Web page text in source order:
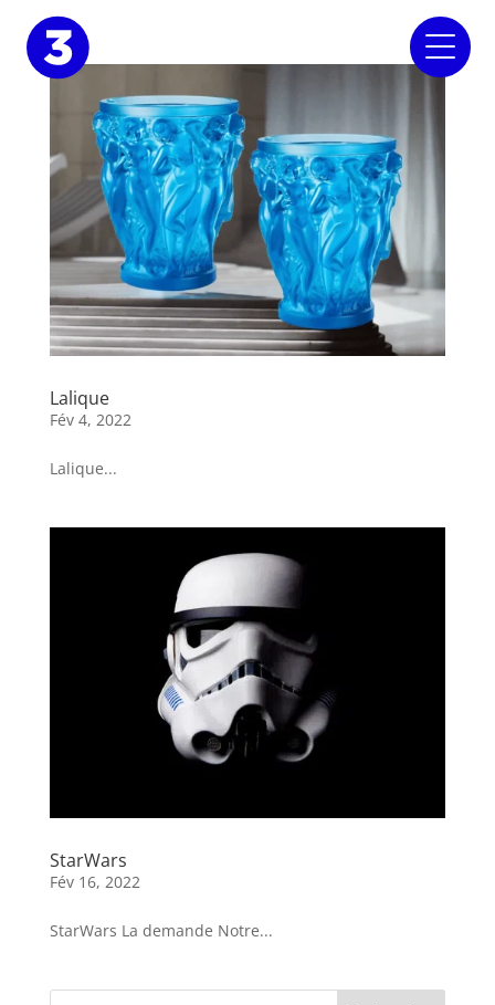
Lalique
Fév 4, 2022
Lalique...
StarWars
Fév 16, 2022
StarWars La demande Notre...